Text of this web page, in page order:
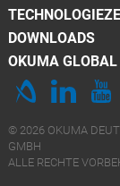
DOWNLOADS
OKUMA GLOBAL
© 2026 OKUMA
GMBH
ALLE RECHTE